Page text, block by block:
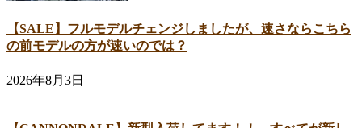
【SALE】フルモデルチェンジしましたが、速さならこちら
の前モデルの方が速いのでは？
2026年8月3日